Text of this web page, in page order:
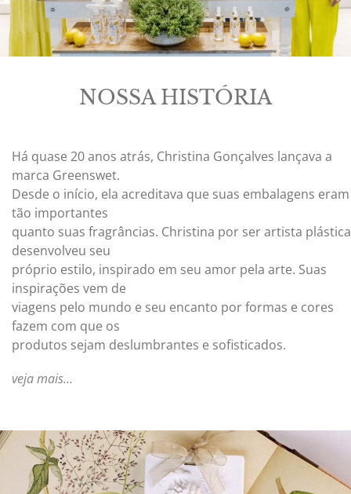
NOSSA HISTÓRIA
Há quase 20 anos atrás, Christina Gonçalves lançava a
marca Greenswet.
Desde o início, ela acreditava que suas embalagens eram
tão importantes
quanto suas fragrâncias. Christina por ser artista plástica
desenvolveu seu
próprio estilo, inspirado em seu amor pela arte. Suas
inspirações vem de
viagens pelo mundo e seu encanto por formas e cores
fazem com que os
produtos sejam deslumbrantes e sofisticados.
veja mais…